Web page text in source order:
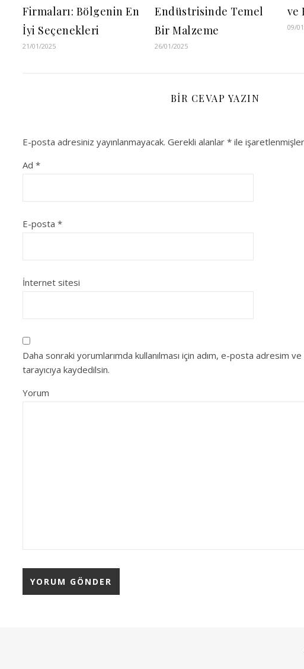
Firmaları: Bölgenin En
İyi Seçenekleri
21/01/2025
Endüstrisinde Temel
Bir Malzeme
26/01/2025
ve
09/
BIR CEVAP YAZIN
E-posta adresiniz yayınlanmayacak. Gerekli alanlar * ile
Ad *
E-posta *
İnternet sitesi
Daha sonraki yorumlarımda kullanılması için adım, e-posta adresim
tarayıcıya kaydedilsin.
Yorum